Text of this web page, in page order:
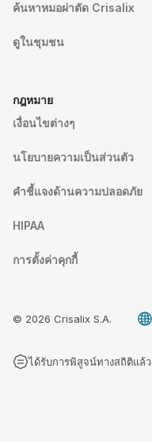
ค้นหาหมอผ่าตัด Crisalix
ดูในชุมชน
กฎหมาย
เงื่อนไขต่างๆ
นโยบายความเป็นส่วนตัว
คําชี้แจงด้านความปลอดภัย
HIPAA
การตั้งค่าคุกกี้
© 2026 Crisalix S.A.
ได้รับการพิสูจน์ทางสถิติแล้ว